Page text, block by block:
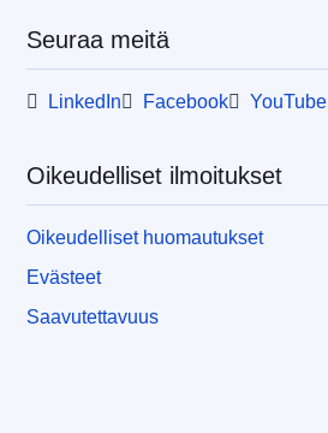
Seuraa meitä
LinkedIn Facebook YouTube
Oikeudelliset ilmoitukset
Oikeudelliset huomautukset
Evästeet
Saavutettavuus